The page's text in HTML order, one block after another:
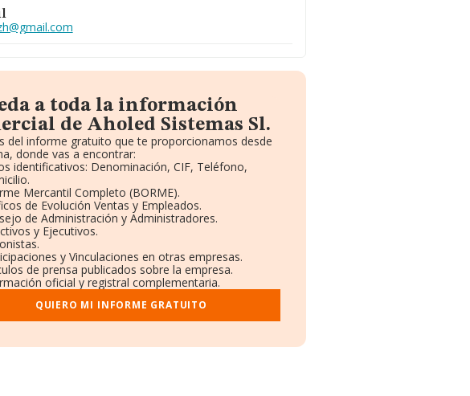
a toda la información
de Aholed Sistemas Sl.
del informe gratuito que te proporcionamos desde
donde vas a encontrar:
identificativos: Denominación, CIF, Teléfono,
Mercantil Completo (BORME).
de Evolución Ventas y Empleados.
de Administración y Administradores.
y Ejecutivos.
y Vinculaciones en otras empresas.
de prensa publicados sobre la empresa.
oficial y registral complementaria.
QUIERO MI INFORME GRATUITO